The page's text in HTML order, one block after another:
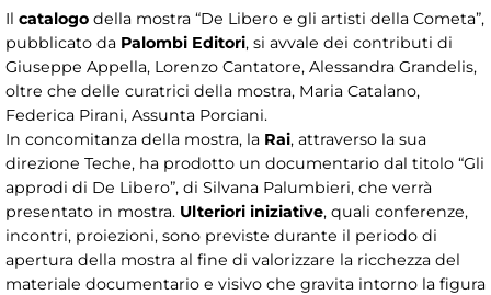
Il catalogo della mostra “De Libero e gli artisti della Cometa”,
pubblicato da Palombi Editori, si avvale dei contributi di
Giuseppe Appella, Lorenzo Cantatore, Alessandra Grandelis,
oltre che delle curatrici della mostra, Maria Catalano,
Federica Pirani, Assunta Porciani.
In concomitanza della mostra, la Rai, attraverso la sua
direzione Teche, ha prodotto un documentario dal titolo “Gli
approdi di De Libero”, di Silvana Palumbieri, che verrà
presentato in mostra. Ulteriori iniziative, quali conferenze,
incontri, proiezioni, sono previste durante il periodo di
apertura della mostra al fine di valorizzare la ricchezza del
materiale documentario e visivo che gravita intorno la figura